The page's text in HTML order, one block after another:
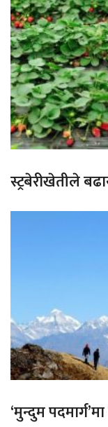
स्ट्रबेरीखेतीले
‘मुन्दुम